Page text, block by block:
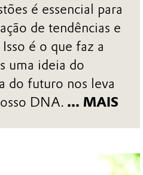
é essencial para
de tendências e
é o que faz a
uma ideia do
do futuro nos leva
DNA. ... MAIS